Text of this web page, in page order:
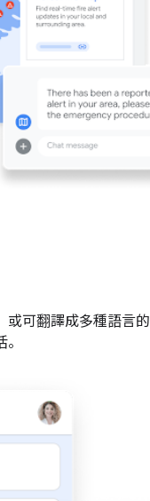
或可翻譯成多種語言的